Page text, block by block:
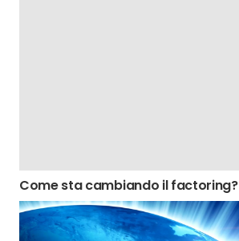
Come sta cambiando il factoring?